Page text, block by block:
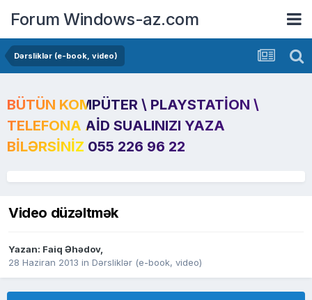
Forum Windows-az.com
Dərsliklər (e-book, video)
BÜTÜN KOMPÜTER \ PLAYSTATION \
TELEFONA AID SUALINIZI YAZA
BILƏRSINIZ 055 226 96 22
Video düzəltmək
Yazan: Faiq Əhədov,
28 Haziran 2013 in Dərsliklər (e-book, video)